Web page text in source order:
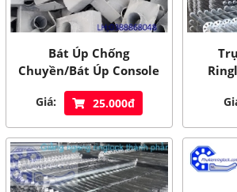
Bát Úp Chống
Chuyền/Bát Úp Console
Giá: 25.000đ